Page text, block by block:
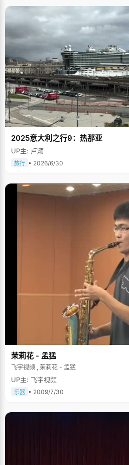
2025意大利之行9：热那亚
UP主: 卢颖
旅行 • 2026/6/30
茉莉花 - 孟猛
飞宇视频 , 茉莉花 - 孟猛
UP主: 飞宇视频
乐器 • 2009/7/30